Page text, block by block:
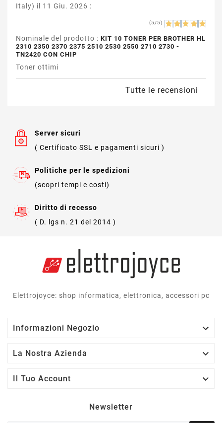
Italy) il 11 Giu. 2026 :
(5/5)
Nominale del prodotto : KIT 10 TONER PER BROTHER HL
2310 2350 2370 2375 2510 2530 2550 2710 2730 -
TN2420 CON CHIP
Toner ottimi
Tutte le recensioni
Server sicuri
( Certificato SSL e pagamenti sicuri )
Politiche per le spedizioni
(scopri tempi e costi)
Diritto di recesso
( D. lgs n. 21 del 2014 )
Elettrojoyce: shop informatica, elettronica, accessori pc
Informazioni Negozio 
La Nostra Azienda 
Il Tuo Account 
Newsletter